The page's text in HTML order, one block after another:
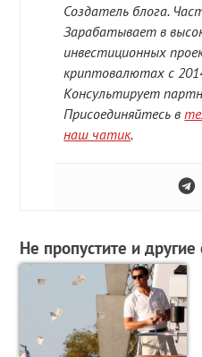
Создатель блога.
Зарабатывает в
инвестиционных
криптовалютах с
Консультирует
Присоединяйтесь в
наш чатик.
Не пропустите и другие